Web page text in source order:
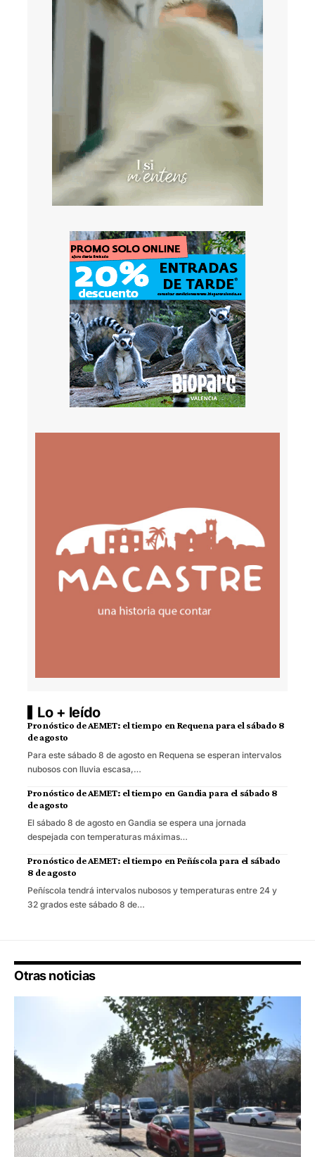
Lo + leído
Pronóstico de AEMET: el tiempo en Requena para el sábado 8
de agosto
Para este sábado 8 de agosto en Requena se esperan intervalos
nubosos con lluvia escasa,…
Pronóstico de AEMET: el tiempo en Gandia para el sábado 8
de agosto
El sábado 8 de agosto en Gandia se espera una jornada
despejada con temperaturas máximas…
Pronóstico de AEMET: el tiempo en Peñíscola para el sábado
8 de agosto
Peñíscola tendrá intervalos nubosos y temperaturas entre 24 y
32 grados este sábado 8 de…
Otras noticias